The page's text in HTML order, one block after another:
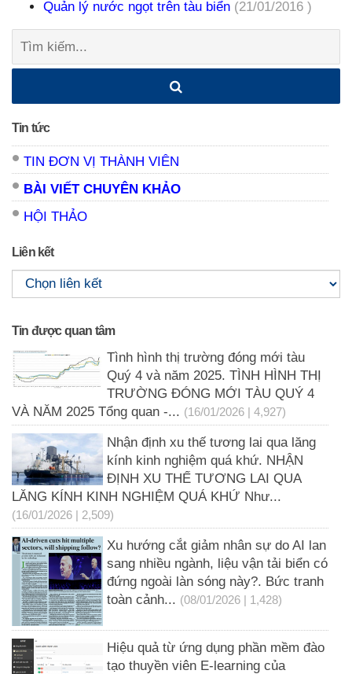
Quản lý nước ngọt trên tàu biển (21/01/2016 )
Tìm
Tin tức
TIN ĐƠN VỊ THÀNH VIÊN
BÀI VIẾT CHUYÊN KHẢO
HỘI THẢO
Liên kết
Tin được quan tâm
Tình hình thị trường đóng mới tàu
Quý 4 và năm 2025. TÌNH HÌNH THỊ
TRƯỜNG ĐÓNG MỚI TÀU QUÝ 4
VÀ NĂM 2025 Tổng quan -... (16/01/2026 | 4,927)
Nhận định xu thế tương lai qua lăng
kính kinh nghiệm quá khứ. NHẬN
ĐỊNH XU THẾ TƯƠNG LAI QUA
LĂNG KÍNH KINH NGHIỆM QUÁ KHỨ Như...
(16/01/2026 | 2,509)
Xu hướng cắt giảm nhân sự do AI lan
sang nhiều ngành, liệu vận tải biển có
đứng ngoài làn sóng này?. Bức tranh
toàn cảnh... (08/01/2026 | 1,428)
Hiệu quả từ ứng dụng phần mềm đào
tạo thuyền viên E-learning của